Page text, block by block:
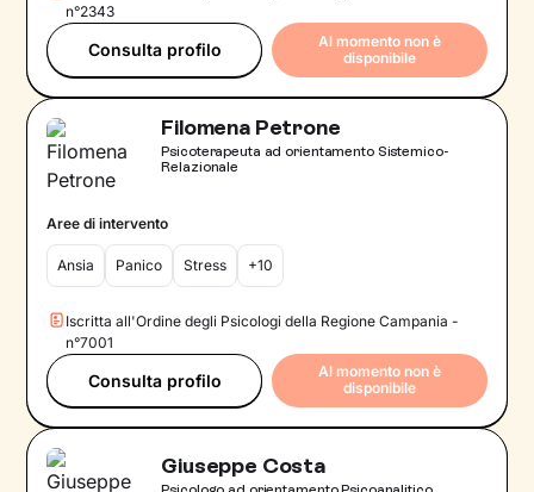
n°2343
Consulta profilo
Al momento non è
disponibile
Filomena Petrone
Psicoterapeuta ad orientamento Sistemico-
Relazionale
Aree di intervento
Ansia Panico Stress +10
Iscritta all'Ordine degli Psicologi della Regione Campania -
n°7001
Consulta profilo
Al momento non è
disponibile
Giuseppe Costa